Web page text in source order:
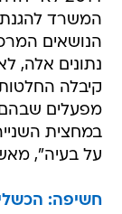
המשרד להגנת
הנושאים
נתונים אלה,
קיבלה
מפעלים שבהם
על בעיה",
חשיפה: